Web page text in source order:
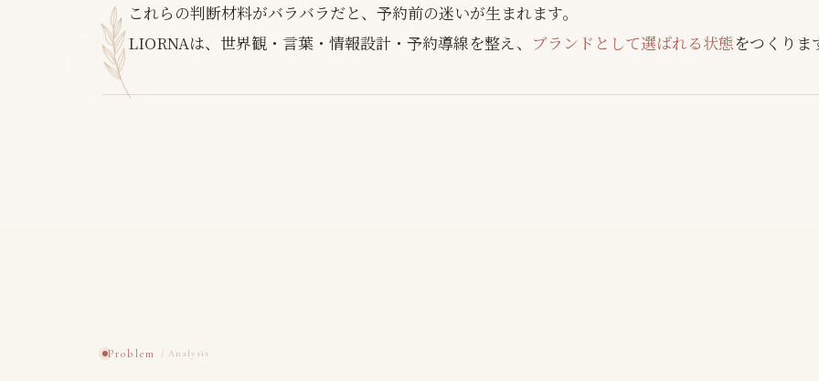
これらの判断材料がバラバラだと、予約前の迷いが生まれます。
LIORNAは、世界観・言葉・情報設計・予約導線を整え、 ブランドとして選ばれる状態をつくりま
Problem